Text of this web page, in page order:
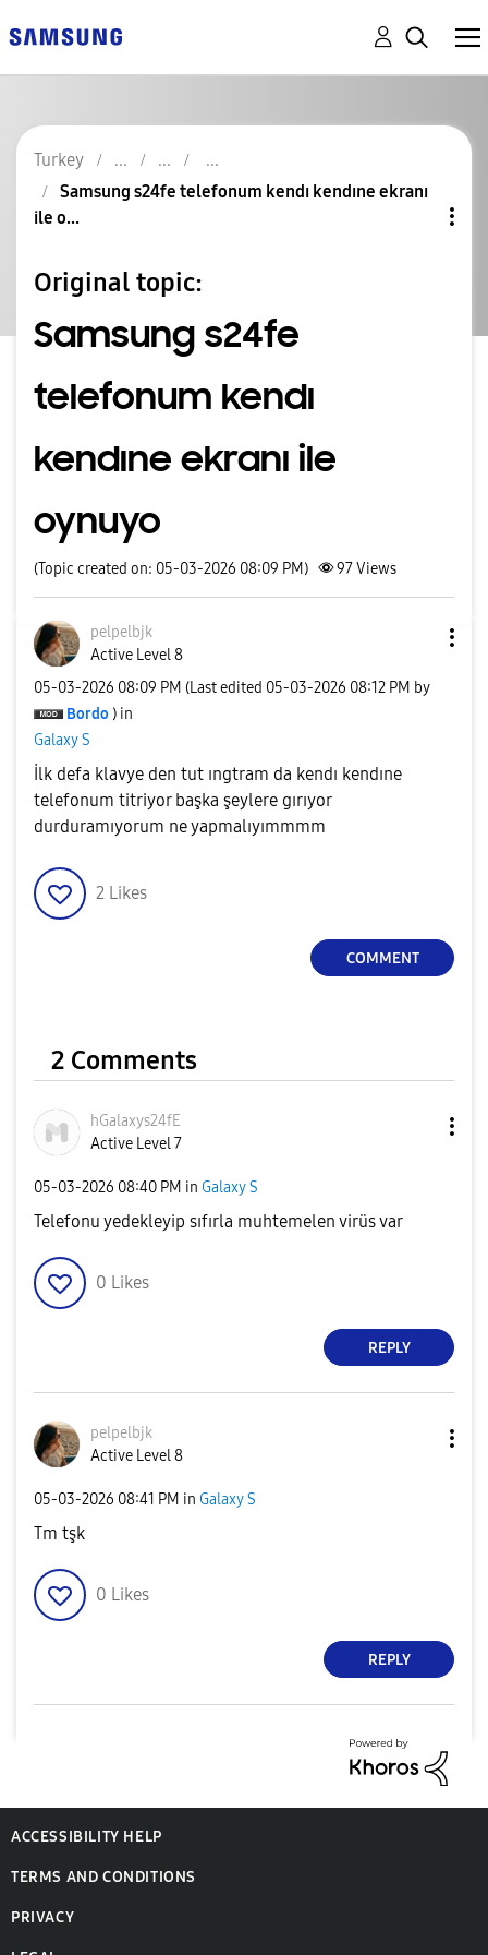
Turkey
Samsung s24fe telefonum kendı kendıne ekranı
ile o...
Original topic:
Samsung s24fe
telefonum kendı
kendıne ekranı ile
oynuyo
(Topic created on: 05-03-2026 08:09 PM) 97Views
pelpelbjk
Active Level 8
‎05-03-2026 08:09 PM (Last edited ‎05-03-2026 08:12 PM by
Bordo ) in
Galaxy S
İlk defa klavye den tut ıngtram da kendı kendıne
telefonum titriyor başka şeylere gırıyor
durduramıyorum ne yapmalıyımmmm
2 Likes
COMMENT
2 Comments
hGalaxys24fE
Active Level 7
‎05-03-2026 08:40 PM in Galaxy S
Telefonu yedekleyip sıfırla muhtemelen virüs var
0 Likes
REPLY
pelpelbjk
Active Level 8
‎05-03-2026 08:41 PM in Galaxy S
Tm tşk
0 Likes
REPLY
ACCESSIBILITY HELP
TERMS AND CONDITIONS
PRIVACY